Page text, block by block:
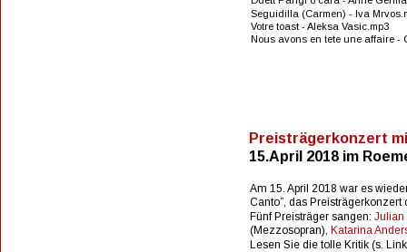
Preisträgerkonzert
15.April 2018 im
Am 15. April 2018 war es
Canto”, das
Fünf Preisträger sangen: Julian
(Mezzosopran), Katarina
Lesen Sie die tolle Kritik (s.
Seguidilla (Carmen) - Iva
Votre toast - Aleksa Vasic.mp3
Nous avons en tete une affaire -